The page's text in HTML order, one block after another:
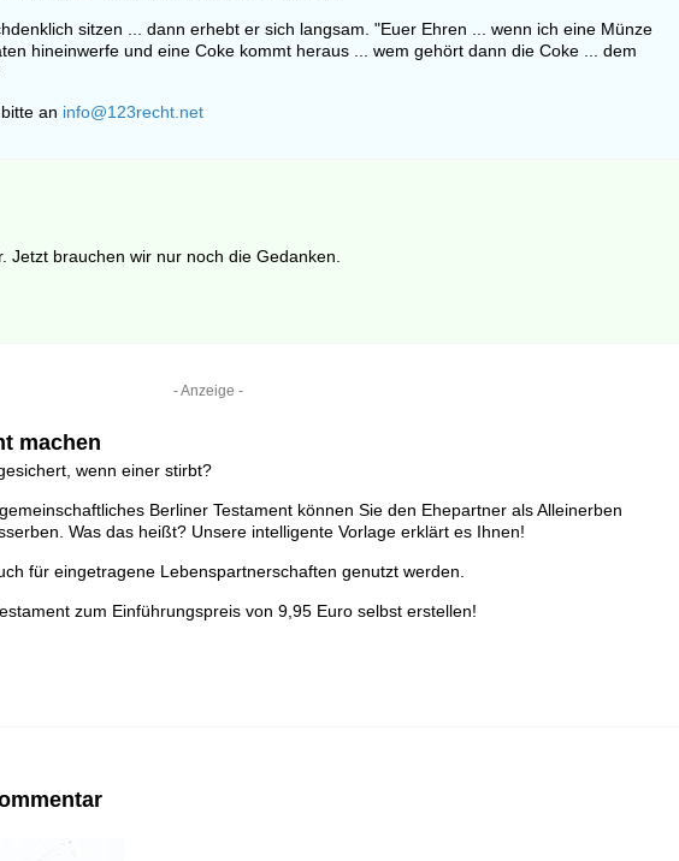
sitzen ... dann erhebt er sich langsam. "Euer Ehren ... wenn ich eine Münze
hineinwerfe und eine Coke kommt heraus ... wem gehört dann die Coke ... dem
an info@123recht.net
Jetzt brauchen wir nur noch die Gedanken.
- Anzeige -
machen
wenn einer stirbt?
Berliner Testament können Sie den Ehepartner als Alleinerben
Was das heißt? Unsere intelligente Vorlage erklärt es Ihnen!
für eingetragene Lebenspartnerschaften genutzt werden.
zum Einführungspreis von 9,95 Euro selbst erstellen!